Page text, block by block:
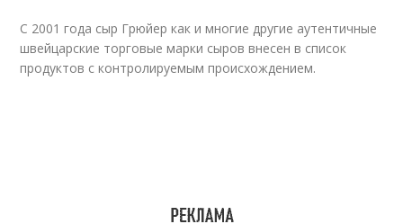
С 2001 года сыр Грюйер как и многие другие аутентичные
швейцарские торговые марки сыров внесен в список
продуктов с контролируемым происхождением.